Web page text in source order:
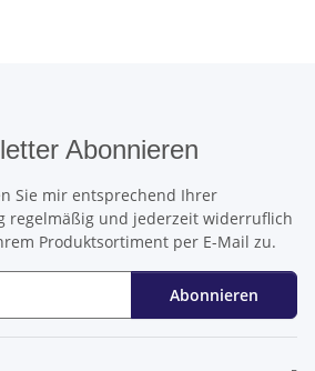
Abonnieren
Sie mir entsprechend Ihrer
regelmäßig und jederzeit widerruflich
Produktsortiment per E-Mail zu.
Abonnieren